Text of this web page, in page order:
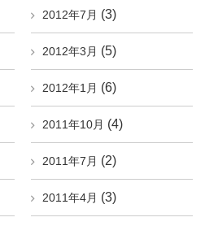
2012年7月 (3)
2012年3月 (5)
2012年1月 (6)
2011年10月 (4)
2011年7月 (2)
2011年4月 (3)